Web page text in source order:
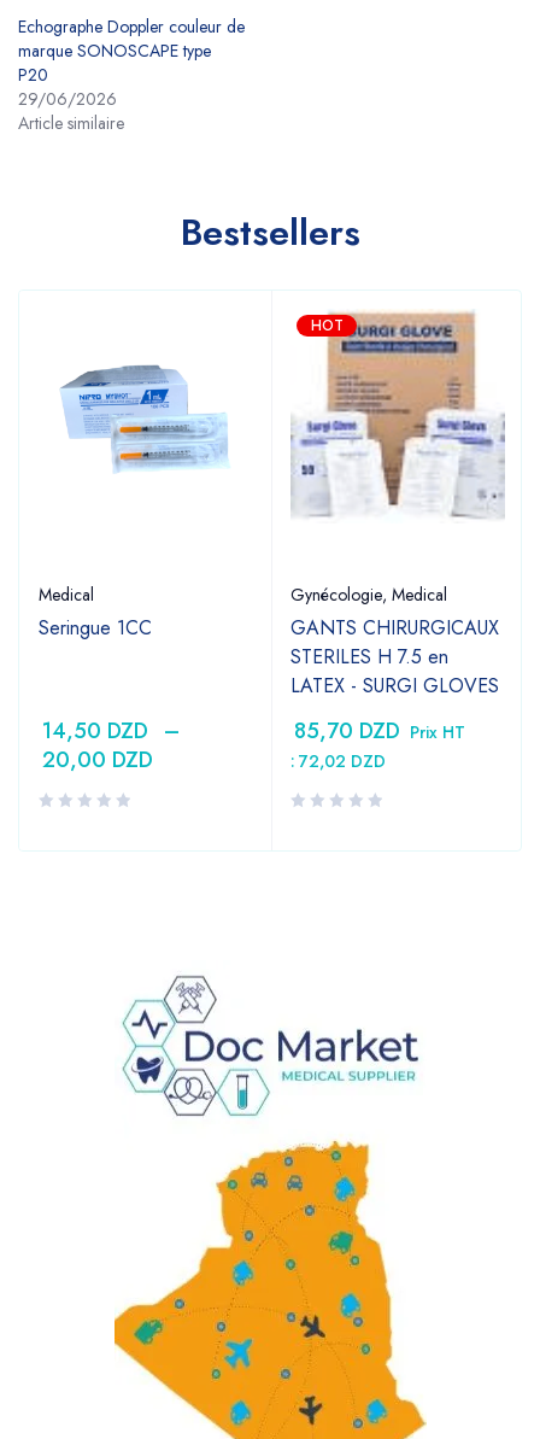
Echographe Doppler couleur de
marque SONOSCAPE type
P20
29/06/2026
Article similaire
Bestsellers
Medical
Seringue 1CC
14,50 DZD –
20,00 DZD
HOT
Gynécologie, Medical
GANTS CHIRURGICAUX
STERILES H 7.5 en
LATEX - SURGI GLOVES
85,70 DZD Prix HT
: 72,02 DZD